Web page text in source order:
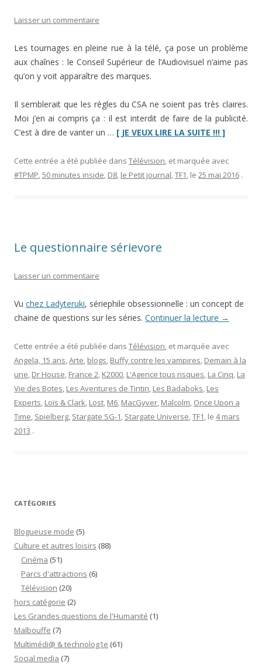
Laisser un commentaire
Les tournages en pleine rue à la télé, ça pose un problème
aux chaînes : le Conseil Supérieur de l’Audiovisuel n’aime pas
qu’on y voit apparaître des marques.
Il semblerait que les règles du CSA ne soient pas très claires.
Moi j’en ai compris ça : il est interdit de faire de la publicité.
C’est à dire de vanter un … [ JE VEUX LIRE LA SUITE !!! ]“Les
micros
à
Cette entrée a été publiée dans Télévision, et marquée avec
#TPMP,50 minutes inside, D8, le Petit journal,TF1, le 25 mai 2016 .
Le questionnaire sérievore
Laisser un commentaire
Vu chez Ladyteruki, sériephile obsessionnelle : un concept de
chaine de questions sur les séries. Continuer la lecture →
Cette entrée a été publiée dans Télévision, et marquée avec
Angela, 15 ans,Arte, blogs, Buffy contre les vampires, Demain à la
une, Dr House, France 2, K2000, L'Agence tous risques, La Cinq, La
Vie des Botes, Les Aventures de Tintin, Les Badaboks, Les
Experts, Loïs & Clark, Lost, M6, MacGyver, Malcolm, Once Upon a
Time, Spielberg, Stargate SG-1, Stargate Universe,TF1, le 4 mars
2013 .
CATÉGORIES
Blogueuse mode (5)
Culture et autres loisirs (88)
Cinéma (51)
Parcs d'attractions (6)
Télévision (20)
hors catégorie (2)
Les Grandes questions de l'Humanité (1)
Malbouffe (7)
Multimédi@ & technolog1e (61)
Social media (7)